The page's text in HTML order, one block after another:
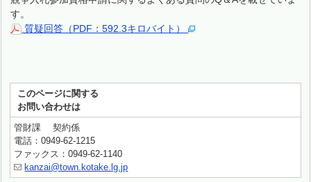
す。
質疑回答（PDF：592.3キロバイト）
このページに関する
お問い合わせは
管財課 契約係
電話：0949-62-1215
ファックス：0949-62-1140
kanzai@town.kotake.lg.jp